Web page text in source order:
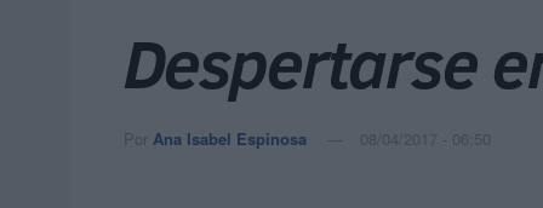
Despertarse
Por Ana Isabel Espinosa 08/04/2017 - 06:50